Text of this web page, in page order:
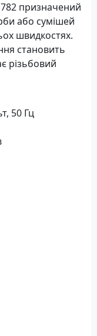
призначений
або сумішей
швидкостях.
становить
різьбовий
50 Гц